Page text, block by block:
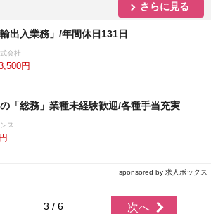
さらに見る
出入業務」/年間休日131日
会社
円
「総務」業種未経験歓迎/各種手当充実
ス
sponsored by 求人ボックス
3 / 6 次へ